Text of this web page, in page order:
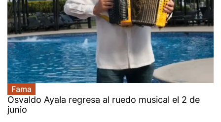
Fama
Osvaldo Ayala regresa al ruedo musical el 2 de
junio